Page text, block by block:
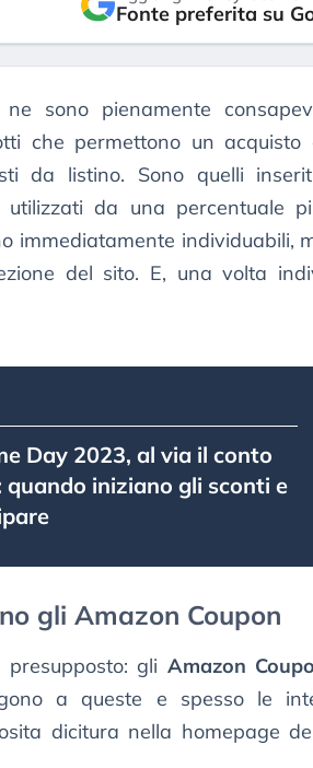
Fonte preferita su
sono pienamente
che permettono un
da listino. Sono quelli
da una percentuale
immediatamente individuabili,
del sito. E, una volta
Day 2023, al via il conto
quando iniziano gli sconti e
gli Amazon Coupon
gli Amazon
a queste e spesso le
dicitura nella homepage
24